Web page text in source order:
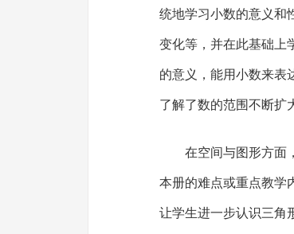
统地学习小数的意义和
变化等，并在此基础上
的意义，能用小数来表
了解了数的范围不断扩
在空间与图形方面
本册的难点或重点教学
让学生进一步认识三角